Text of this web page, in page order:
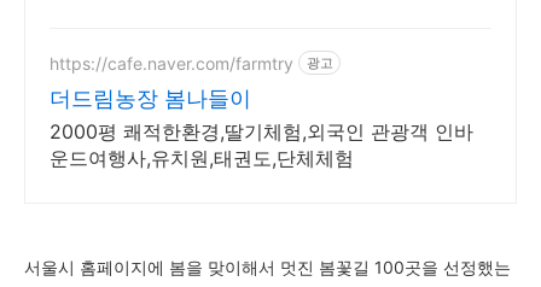
https://cafe.naver.com/farmtry 광고
더드림농장 봄나들이
2000평 쾌적한환경,딸기체험,외국인 관광객 인바
운드여행사,유치원,태권도,단체체험
서울시 홈페이지에 봄을 맞이해서 멋진 봄꽃길 100곳을 선정했는